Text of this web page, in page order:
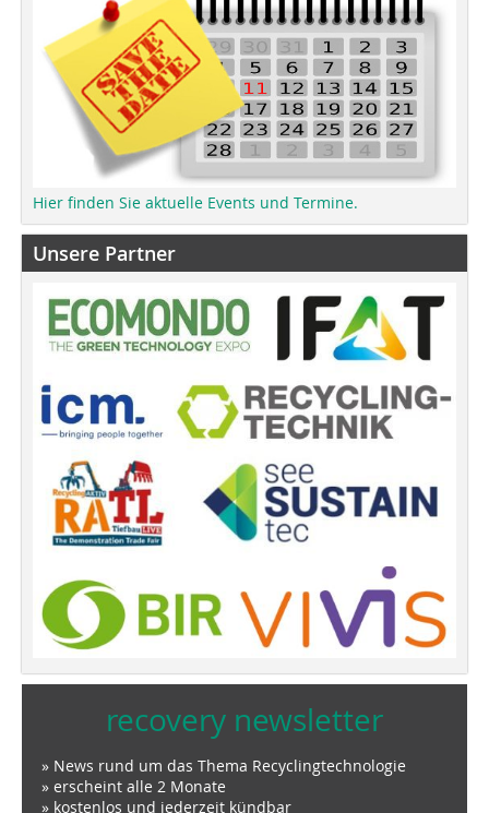
Hier finden Sie aktuelle Events und Termine.
Unsere Partner
recovery newsletter
» News rund um das Thema Recyclingtechnologie
» erscheint alle 2 Monate
» kostenlos und jederzeit kündbar